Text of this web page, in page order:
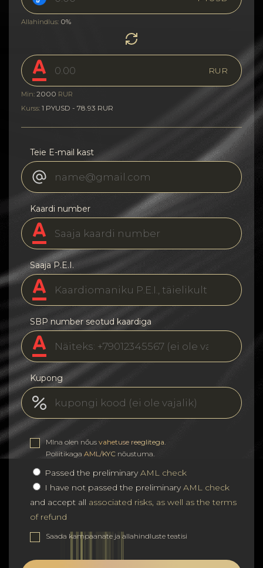
Allahindlus: 0%
RUR
Min: 2000 RUR
Kurss: 1 PYUSD - 78.93 RUR
Teie E-mail kast
Kaardi number
Saaja P.E.I.
SBP number seotud kaardiga
Kupong
MIna olen nőus vahetuse reeglitega
Poliitikaga AML/KYC nõustuma.
Passed the preliminaryAML check
I have not passed the preliminaryAML check
and accept all associated risks, as well as the terms
of refund
Saada kampaanate ja allahindluste teatisi